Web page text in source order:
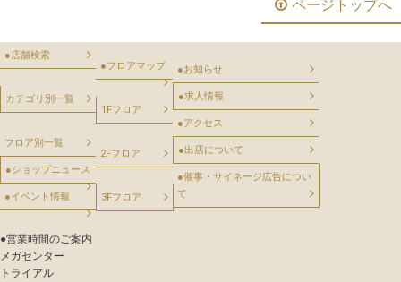
ページトップへ
●店舗検索
カテゴリ別一覧
フロア別一覧
●ショップニュース
●イベント情報
●フロアマップ
1Fフロア
2Fフロア
3Fフロア
●お知らせ
●求人情報
●アクセス
●出店について
●催事・サイネージ広告につい
て
●営業時間のご案内
メガセンター
トライアル